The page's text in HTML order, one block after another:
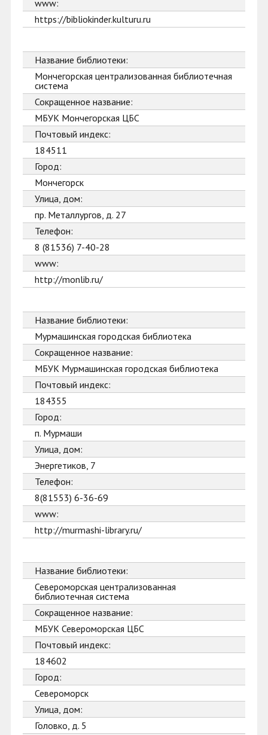
www:
https://bibliokinder.kulturu.ru
Название библиотеки:
Мончегорская централизованная библиотечная
система
Сокращенное название:
МБУК Мончегорская ЦБС
Почтовый индекс:
184511
Город:
Мончегорск
Улица, дом:
пр. Металлургов, д. 27
Телефон:
8 (81536) 7-40-28
www:
http://monlib.ru/
Название библиотеки:
Мурмашинская городская библиотека
Сокращенное название:
МБУК Мурмашинская городская библиотека
Почтовый индекс:
184355
Город:
п. Мурмаши
Улица, дом:
Энергетиков, 7
Телефон:
8(81553) 6-36-69
www:
http://murmashi-library.ru/
Название библиотеки:
Североморская централизованная
библиотечная система
Сокращенное название:
МБУК Североморская ЦБС
Почтовый индекс:
184602
Город:
Североморск
Улица, дом:
Головко, д. 5